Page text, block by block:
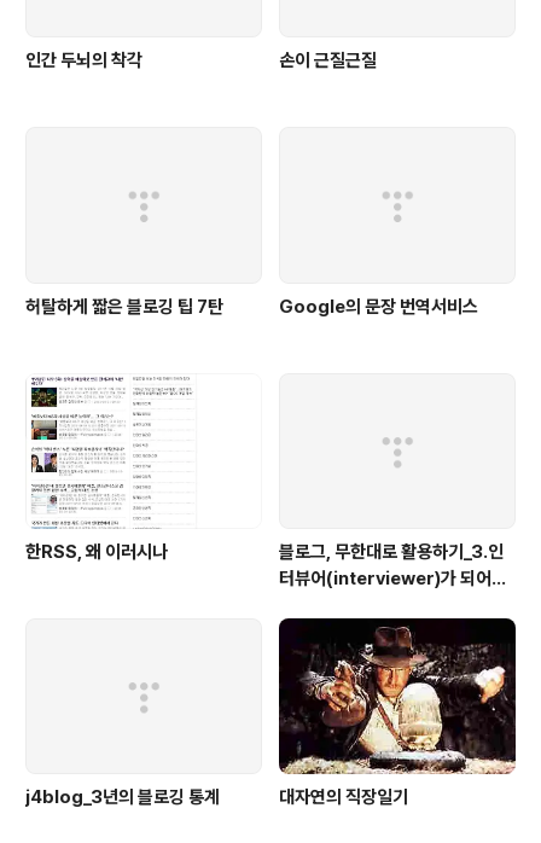
인간 두뇌의 착각 손이 근질근질
허탈하게 짧은 블로깅 팁 7탄 Google의 문장 번역서비스
한RSS, 왜 이러시나
블로그, 무한대로 활용하기_3.인
터뷰어(interviewer)가 되어보
j4blog_3년의 블로깅 통계 대자연의 직장일기